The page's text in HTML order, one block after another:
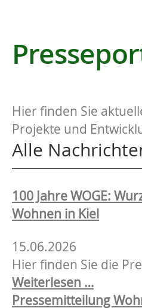
Hier finden Sie
Projekte und
Alle
100 Jahre WOGE:
Wohnen in Kiel
15.06.2026
Hier finden Sie die
Weiterlesen …100
Jahre
Pressemitteilung